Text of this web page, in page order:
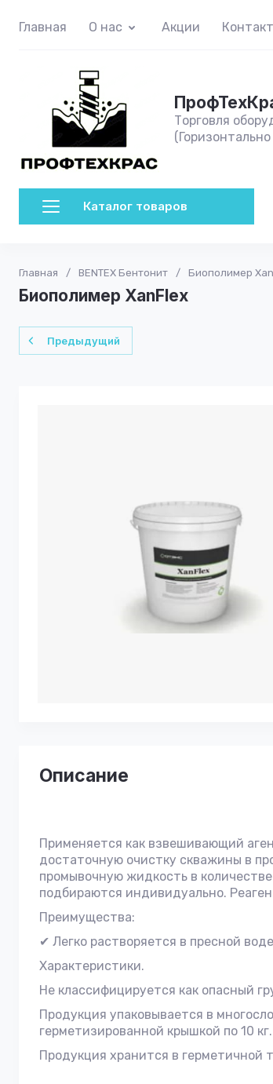
Главная О нас Акции
Торговля
Каталог товаров
Главная / BENTEX Бентонит / Биополимер
Биополимер XanFlex
Предыдущий
Описание
Применяется как взвешивающий
достаточную очистку скважины в
промывочную жидкость в
подбираются индивидуально.
Преимущества:
✔ Легко растворяется в пресной
Характеристики.
Не классифицируется как опасный
Продукция упаковывается в
герметизированной крышкой по 10
Продукция хранится в герметичной